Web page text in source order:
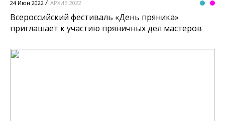
24 Июн 2022 АРХИВ 2022
Всероссийский фестиваль «День пряника»
приглашает к участию пряничных дел мастеров